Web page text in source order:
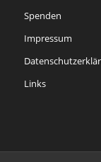
Spenden
Impressum
Links